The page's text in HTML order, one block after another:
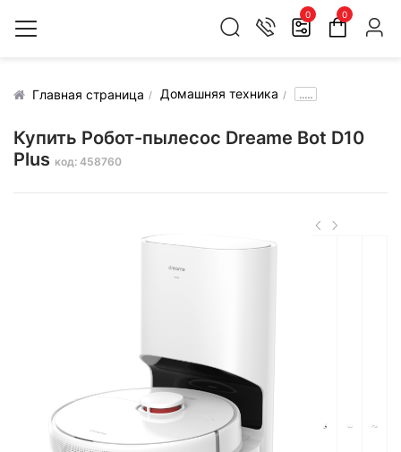
0 0
Главная страница Домашняя техника .....
Купить Робот-пылесос Dreame Bot D10
Plus код: 458760